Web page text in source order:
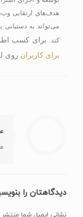
هدف‌های ارتقایی
می‌تواند به دستیابی
کند. برای کسب
برای کاربران روی
دیدگاهتان را